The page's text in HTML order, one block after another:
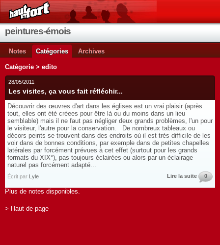
peintures-émois
Notes Catégories Archives
Catégorie > edito
28/05/2011
Les visites, ça vous fait réfléchir...
Découvrir des œuvres d'art dans les églises est un vrai plaisir (après
tout, elles ont été créees pour être là ou du moins dans un lieu
semblable) mais il ne faut pas négliger deux grands problèmes, l'un pour
le visiteur, l'autre pour la conservation. De nombreux tableaux ou
décors peints se trouvent dans des endroits où il est très difficile de les
voir dans de bonnes conditions, par exemple dans de petites chapelles
latérales par forcément prévues à cet effet (surtout pour les grands
formats du XIX°), pas toujours éclairées ou alors par un éclairage
naturel pas forcément adapté...
Écrit par Lyle Lire la suite 0
Plus de notes disponibles.
> Haut de page